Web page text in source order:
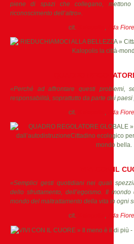
piene di spazi che collegano,
riconoscimento dell’altro».
cit.
, Ada Fiore
QUADRO
«Perché ad affrontare questi problemi,
responsabilità, soprattutto da parte dei
cit.
, Ada Fiore
VIVI CON IL
«Semplici gesti quotidiani nei quali
dello sfruttamento, dell’egoismo. Il
mondo del maltrattamento della vita in ogni
cit.
, Ada Fiore